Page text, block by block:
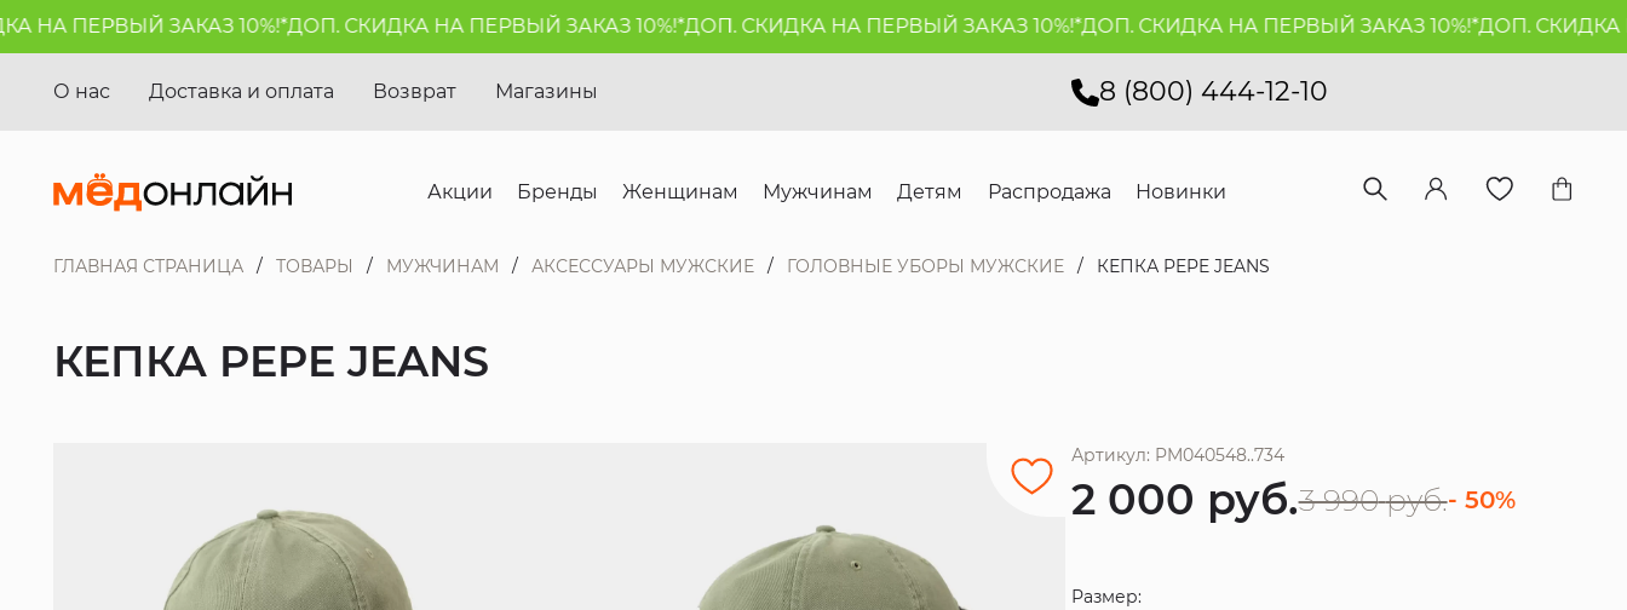
ПЕРВЫЙ ЗАКАЗ 10%!*ДОП. СКИДКА НА ПЕРВЫЙ ЗАКАЗ 10%!*ДОП. СКИДКА НА ПЕРВЫЙ ЗАКАЗ 10%!*ДОП. СКИДКА НА ПЕРВЫЙ ЗАКАЗ 10%!*ДОП. СКИДКА НА
8 (800) 444-12-10
О нас Доставка и оплата Возврат Магазины
Акции Бренды Женщинам Мужчинам Детям Распродажа Новинки
ГЛАВНАЯ СТРАНИЦА ТОВАРЫ МУЖЧИНАМ АКСЕССУАРЫ МУЖСКИЕ ГОЛОВНЫЕ УБОРЫ МУЖСКИЕ КЕПКА PEPE JEANS
КЕПКА PEPE JEANS
Артикул: PM040548..734
2 000 руб.3 990 руб.- 50%
Размер: